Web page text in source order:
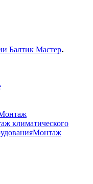
Балтик Мастер
климатического
Монтаж